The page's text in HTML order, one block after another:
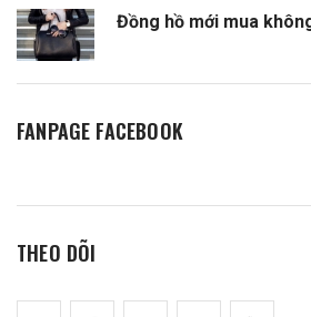
Đồng hồ mới mua
FANPAGE FACEBOOK
THEO DÕI